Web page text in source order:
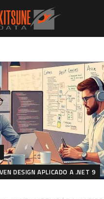
DESIGN APLICADO A .NET 9